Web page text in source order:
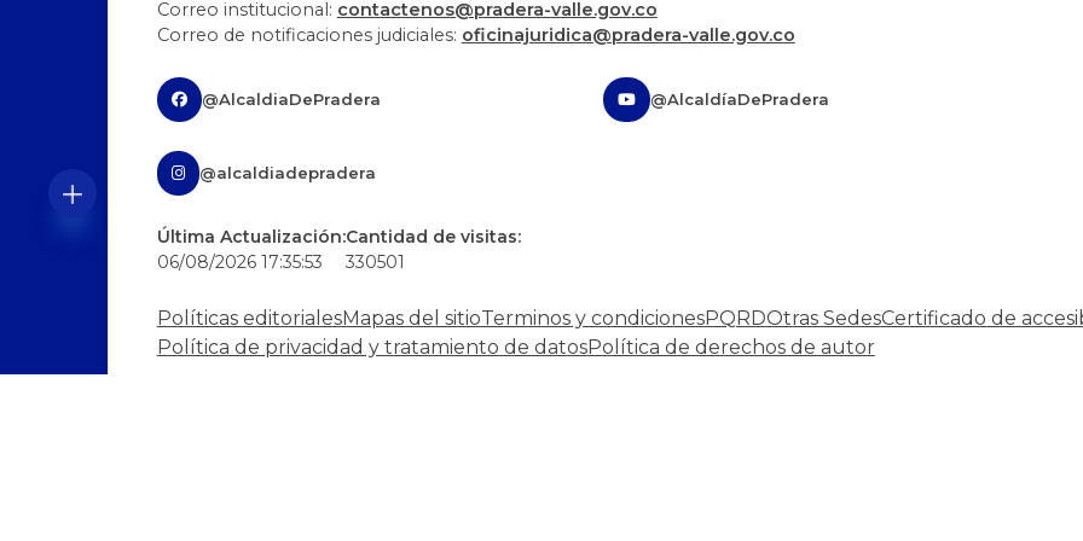
Correo institucional: contactenos@pradera-valle.gov.co
Correo de notificaciones judiciales: oficinajuridica@pradera-valle.gov.co
@AlcaldiaDePradera @AlcaldíaDePradera
@alcaldiadepradera
Última Actualización:
06/08/2026 17:35:53
Cantidad de visitas:
330501
Políticas editorialesMapas del sitioTerminos y condicionesPQRDOtras SedesCertificado de
Política de privacidad y tratamiento de datosPolítica de derechos de autor